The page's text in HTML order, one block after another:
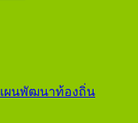
ผนพัฒนาท้องถิ่น